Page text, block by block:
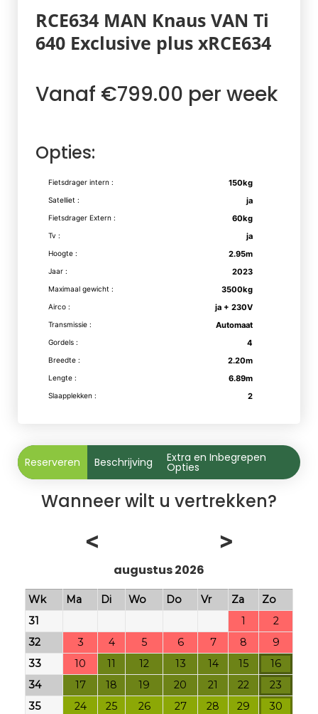
RCE634 MAN Knaus VAN Ti
640 Exclusive plus xRCE634
Vanaf €799.00 per week
Opties:
Fietsdrager intern : 150kg
Satelliet : ja
Fietsdrager Extern : 60kg
Tv : ja
Hoogte : 2.95m
Jaar : 2023
Maximaal gewicht : 3500kg
Airco : ja + 230V
Transmissie : Automaat
Gordels : 4
Breedte : 2.20m
Lengte : 6.89m
Slaapplekken : 2
Reserveren Beschrijving Extra en Inbegrepen
Opties
Wanneer wilt u vertrekken?
< >
augustus 2026
Wk Ma Di Wo Do Vr Za
Zo
31
1
2
32
3 4 5 6 7 8
9
33
10 11 12 13 14 15
16
34
17 18 19 20 21 22
23
35
24 25 26 27 28 29
30